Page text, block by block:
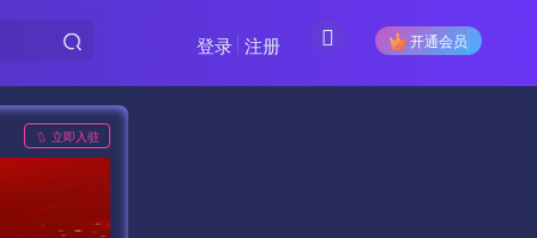
开通会员
登录 注册
立即入驻